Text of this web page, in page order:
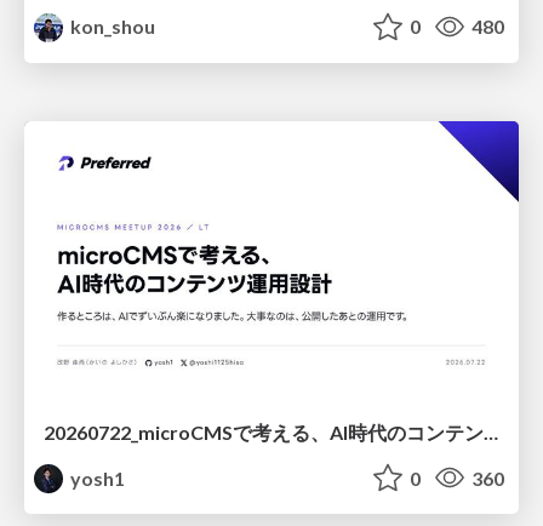
kon_shou
0 480
yosh1
0 360